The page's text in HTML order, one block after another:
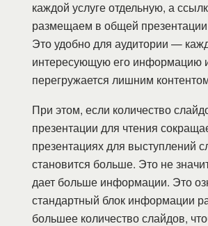
каждой услуге отдельную, а
размещаем в общей
Это удобно для аудитории —
интересующую его информацию
перегружается лишним
При этом, если количество
презентации для чтения
презентациях для выступлений
становится больше. Это не
дает больше информации. Это
стандартный блок информации
большее количество слайдов,